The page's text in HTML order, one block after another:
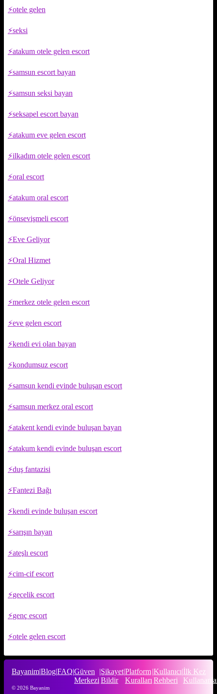
otele gelen
seksi
atakum otele gelen escort
samsun escort bayan
samsun seksi bayan
seksapel escort bayan
atakum eve gelen escort
ilkadım otele gelen escort
oral escort
atakum oral escort
önsevişmeli escort
Eve Geliyor
Oral Hizmet
Otele Geliyor
merkez otele gelen escort
eve gelen escort
kendi evi olan bayan
kondumsuz escort
samsun kendi evinde buluşan escort
samsun merkez oral escort
atakent kendi evinde buluşan bayan
atakum kendi evinde buluşan escort
duş fantazisi
Fantezi Bağı
kendi evinde buluşan escort
sarışın bayan
ateşlı escort
cim-cif escort
gecelik escort
genç escort
otele gelen escort
Bayanim|Blog|FAQ|Güven
Merkezi
|Şikayet
Bildir
|Platform
Kuralları
|Kullanıcı
Rehberi
|İlk Kez
© 2026 Bayanim